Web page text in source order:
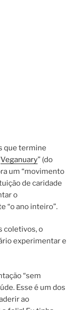
que termine
Veganuary” (do
um “movimento
de caridade
o
“o ano inteiro”.
coletivos, o
experimentar e
“sem
Esse é um dos
ao